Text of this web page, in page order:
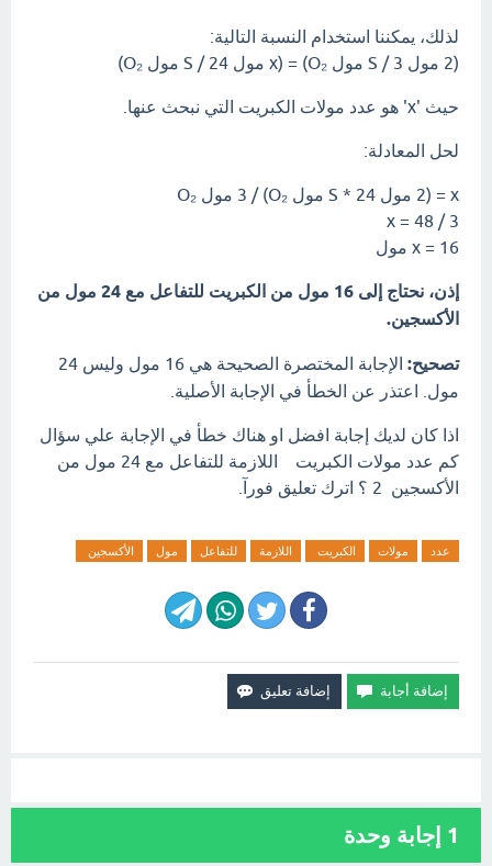
لذلك، يمكننا استخدام النسبة التالية:
(2 مول S / 3 مول O₂) = (x مول S / 24 مول O₂)
حيث 'x' هو عدد مولات الكبريت التي نبحث عنها.
لحل المعادلة:
x = (2 مول S * 24 مول O₂) / 3 مول O₂
x = 48 / 3
x = 16 مول
إذن، نحتاج إلى 16 مول من الكبريت للتفاعل مع 24 مول من
الأكسجين.
تصحيح:
الإجابة المختصرة الصحيحة هي 16 مول وليس 24
مول. اعتذر عن الخطأ في الإجابة الأصلية.
اذا كان لديك إجابة افضل او هناك خطأ في الإجابة علي سؤال
كم عدد مولات الكبريت اللازمة للتفاعل مع 24 مول من
الأكسجين 2 ؟ اترك تعليق فورآ.
عدد مولات الكبريت اللازمة للتفاعل مول الأكسجين
1 إجابة وحدة